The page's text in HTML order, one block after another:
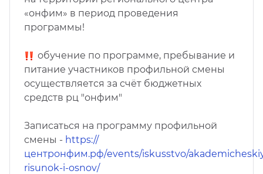
«онфим» в период проведения
программы!
обучение по программе, пребывание и
питание участников профильной смены
осуществляется за счёт бюджетных
средств рц "онфим"
Записаться на программу профильной
смены - https://
центронфим.рф/events/iskusstvo/
risunok-i-osnov/